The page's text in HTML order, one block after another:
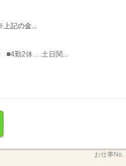
記の金...
■4勤2休 …土日関...
お仕事No.